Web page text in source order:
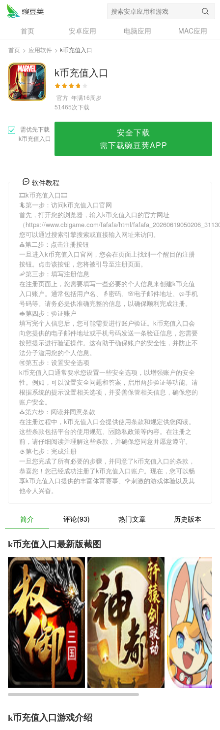
首页 安卓应用 电脑应用
MAC应用
资讯
专题
问答
首页 > 应用软件 > k币充值入口
k币充值入口
官方 年满16周岁
51465次下载
需优先下载
k币充值入口
安全下载
需下载豌豆荚APP
软件教程
🎞k币充值入口🎞
🦎第一步：访问k币充值入口官网
首先，打开您的浏览器，输入k币充值入口的官方网址
（https://www.cbigame.com/fafafa/html/
您可以通过搜索引擎搜索或直接输入网址来访问。
⛪️第二步：点击注册按钮
一旦进入k币充值入口官网，您会在页面上找到一个醒目的注册
按钮。点击该按钮，您将被引导至注册页面。
🦐第三步：填写注册信息
在注册页面上，您需要填写一些必要的个人信息来创建k币充值
入口账户。通常包括用户名、👵密码、🌸电子邮件地址、🥨手机
号码等。请务必提供准确完整的信息，以确保顺利完成注册。
🥪第四步：验证账户
填写完个人信息后，您可能需要进行账户验证。k币充值入口会
向您提供的电子邮件地址或手机号码发送一条验证信息，您需要
按照提示进行验证操作。这有助于确保账户的安全性，并防止不
法分子滥用您的个人信息。
🉑第五步：设置安全选项
k币充值入口通常要求您设置一些安全选项，以增强账户的安全
性。例如，可以设置安全问题和答案，启用两步验证等功能。请
根据系统的提示设置相关选项，并妥善保管相关信息，确保您的
账户安全。
⛪️第六步：阅读并同意条款
在注册过程中，k币充值入口会提供使用条款和规定供您阅读。
这些条款包括平台的使用规范、🆚隐私政策等内容。在注册之
前，请仔细阅读并理解这些条款，并确保您同意并愿意遵守。
🥌第七步：完成注册
一旦您完成了所有必要的步骤，并同意了k币充值入口的条款，
恭喜您！您已经成功注册了k币充值入口账户。现在，您可以畅
享k币充值入口提供的丰富体育赛事、🌹刺激的游戏体验以及其
他令人兴奋。
简介 评论(93) 热门文章 历史版本
k币充值入口最新版截图
k币充值入口游戏介绍